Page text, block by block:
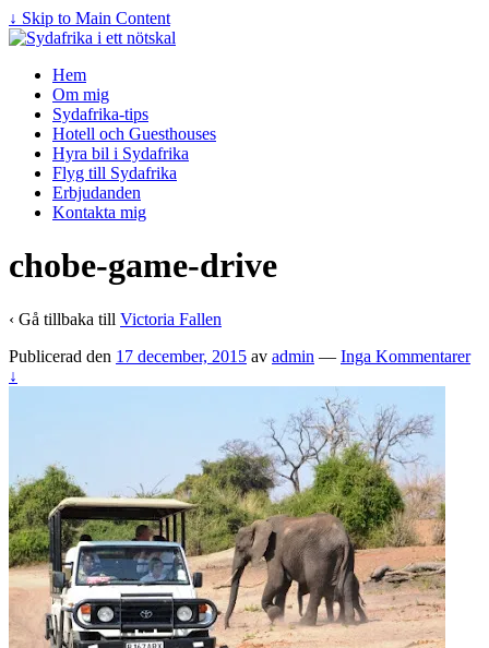
↓ Skip to Main Content
Hem
Om mig
Sydafrika-tips
Hotell och Guesthouses
Hyra bil i Sydafrika
Flyg till Sydafrika
Erbjudanden
Kontakta mig
chobe-game-drive
‹ Gå tillbaka till Victoria Fallen
Publicerad den 17 december, 2015 av admin — Inga Kommentarer
↓